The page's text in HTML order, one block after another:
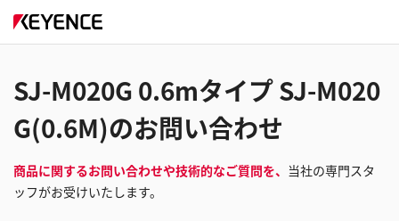
SJ-M020G 0.6mタイプ SJ-M020
G(0.6M)のお問い合わせ
商品に関するお問い合わせや技術的なご質問を、 当社の専門スタ
ッフがお受けいたします。